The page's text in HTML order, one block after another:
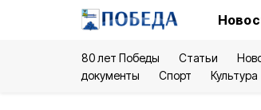
80 лет Победы Статьи
документы
Спорт Культура